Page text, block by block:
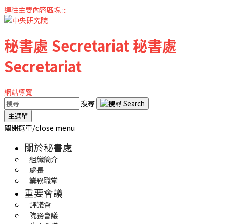
連往主要內容區塊:::
秘書處 Secretariat秘書處
Secretariat
網站導覽
搜尋
主選單
關閉選單/close menu
關於秘書處
組織簡介
處長
業務職掌
重要會議
評議會
院務會議